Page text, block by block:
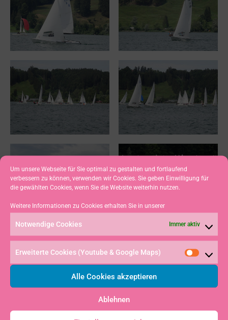
Um unsere Webseite für Sie optimal zu gestalten und fortlaufend
verbessern zu können, verwenden wir Cookies. Sie geben Einwilligung für
die gewählten Cookies, wenn Sie die Website weiterhin nutzen.
Weitere Informationen zu Cookies erhalten Sie in unserer
Notwendige Cookies Immer aktiv
Erweiterte Cookies (Youtube & Google Maps)
Alle Cookies akzeptieren
Ablehnen